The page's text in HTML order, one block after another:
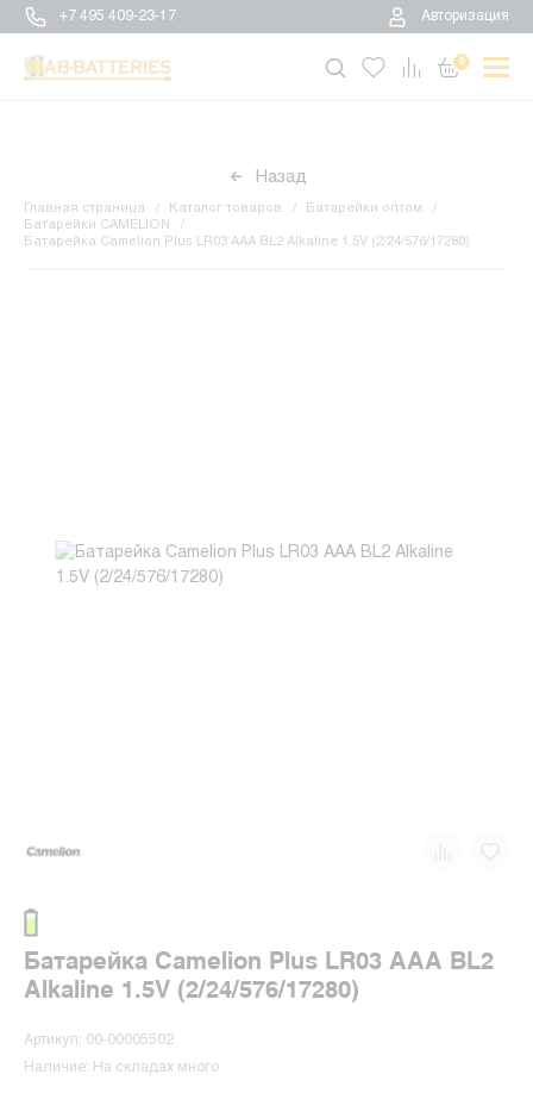
+7 495 409-23-17 Авторизация
0
Назад
Главная страница Каталог товаров
Батарейки оптом
Батарейки CAMELION
Батарейка Camelion Plus LR03 AAA BL2 Alkaline 1.5V (2/24/576/17280)
Батарейка Camelion Plus LR03 AAA BL2
Alkaline 1.5V (2/24/576/17280)
Артикул: 00-00005502
Наличие: На складах много